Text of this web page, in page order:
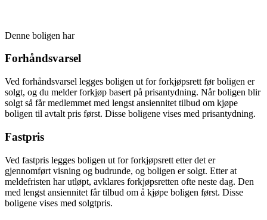
Denne boligen har
Forhåndsvarsel
Ved forhåndsvarsel legges boligen ut for forkjøpsrett før boligen er
solgt, og du melder forkjøp basert på prisantydning. Når boligen blir
solgt så får medlemmet med lengst ansiennitet tilbud om kjøpe
boligen til avtalt pris først. Disse boligene vises med prisantydning.
Fastpris
Ved fastpris legges boligen ut for forkjøpsrett etter det er
gjennomført visning og budrunde, og boligen er solgt. Etter at
meldefristen har utløpt, avklares forkjøpsretten ofte neste dag. Den
med lengst ansiennitet får tilbud om å kjøpe boligen først. Disse
boligene vises med solgtpris.